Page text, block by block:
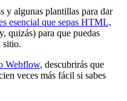
y algunas plantillas para dar
esencial que sepas HTML,
quizás) para que puedas
sitio.
Webflow, descubrirás que
veces más fácil si sabes